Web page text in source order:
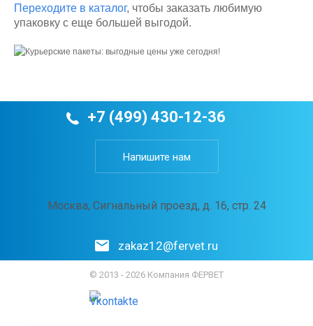
Переходите в каталог, чтобы заказать любимую
упаковку с еще большей выгодой.
+7 (499) 430-12-36
Напишите нам
Москва, Сигнальный проезд, д. 16, стр. 24
zakaz12@fervet.ru
© 2013 - 2026 Компания ФЕРВЕТ